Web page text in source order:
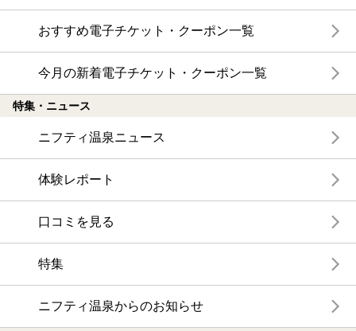
おすすめ電子チケット・クーポン一覧
今月の新着電子チケット・クーポン一覧
特集・ニュース
ニフティ温泉ニュース
体験レポート
口コミを見る
特集
ニフティ温泉からのお知らせ